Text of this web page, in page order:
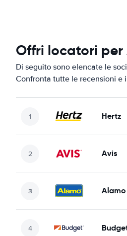
Offri locatori
Di seguito sono elencate le
Confronta tutte le recensioni e
Hertz
Avis
Alamo